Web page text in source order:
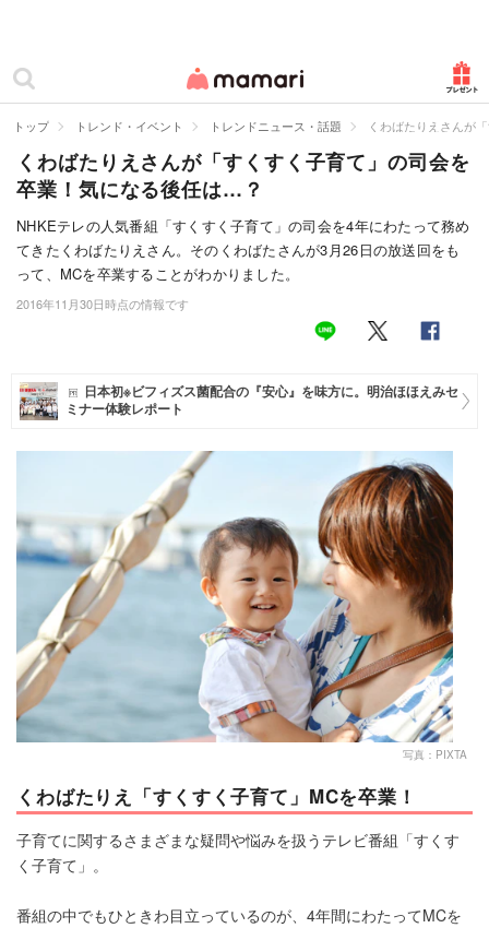
ママリ
カテゴリー一覧
妊娠
出産
赤ちゃん・育児
子育て・家族
美容・ファッション
マネー
トレンド・イベント
トップ トレンド・イベント トレンドニュース・話題 くわばたりえさんが
くわばたりえさんが「すくすく子育て」の司会を
卒業！気になる後任は…？
NHKEテレの人気番組「すくすく子育て」の司会を4年にわたって務め
てきたくわばたりえさん。そのくわばたさんが3月26日の放送回をも
って、MCを卒業することがわかりました。
2016年11月30日時点の情報です
日本初※ビフィズス菌配合の『安心』を味方に。明治ほほえみセ
ミナー体験レポート
写真：PIXTA
くわばたりえ「すくすく子育て」MCを卒業！
子育てに関するさまざまな疑問や悩みを扱うテレビ番組「すくす
く子育て」。
番組の中でもひときわ目立っているのが、4年間にわたってMCを